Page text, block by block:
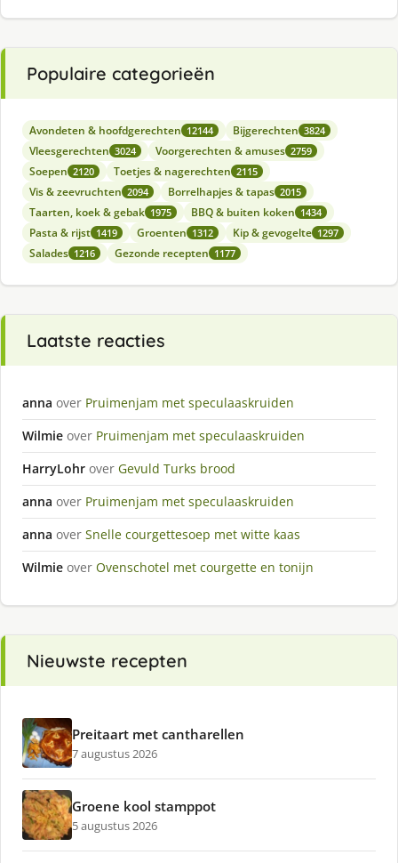
Populaire categorieën
Avondeten & hoofdgerechten 12144 Bijgerechten 3824
Vleesgerechten 3024 Voorgerechten & amuses 2759
Soepen 2120 Toetjes & nagerechten 2115
Vis & zeevruchten 2094 Borrelhapjes & tapas 2015
Taarten, koek & gebak 1975 BBQ & buiten koken 1434
Pasta & rijst 1419 Groenten 1312 Kip & gevogelte 1297
Salades 1216 Gezonde recepten 1177
Laatste reacties
anna over Pruimenjam met speculaaskruiden
Wilmie over Pruimenjam met speculaaskruiden
HarryLohr over Gevuld Turks brood
anna over Pruimenjam met speculaaskruiden
anna over Snelle courgettesoep met witte kaas
Wilmie over Ovenschotel met courgette en tonijn
Nieuwste recepten
Preitaart met cantharellen
7 augustus 2026
Groene kool stamppot
5 augustus 2026